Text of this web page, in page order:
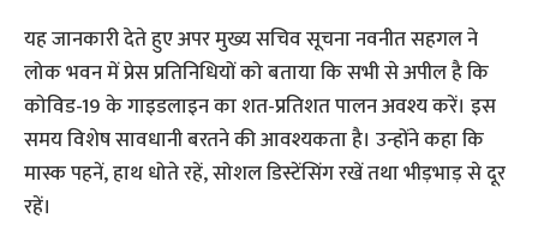
यह जानकारी देते हुए अपर मुख्य सचिव सूचना नवनीत सहगल ने
लोक भवन में प्रेस प्रतिनिधियों को बताया कि सभी से अपील है कि
कोविड-19 के गाइडलाइन का शत-प्रतिशत पालन अवश्य करें। इस
समय विशेष सावधानी बरतने की आवश्यकता है। उन्होंने कहा कि
मास्क पहनें, हाथ धोते रहें, सोशल डिस्टेंसिंग रखें तथा भीड़भाड़ से दूर
रहें।